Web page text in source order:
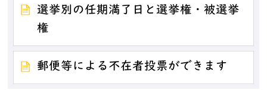
選挙別の任期満了日と選挙権・被選挙
権
郵便等による不在者投票ができます